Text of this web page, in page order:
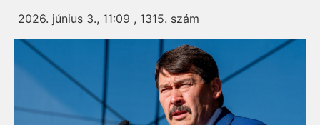
2026. június 3., 11:09 , 1315. szám